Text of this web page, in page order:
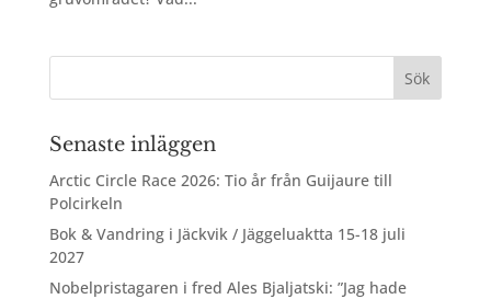
Senaste inläggen
Arctic Circle Race 2026: Tio år från Guijaure till
Polcirkeln
Bok & Vandring i Jäckvik / Jäggeluaktta 15-18 juli
2027
Nobelpristagaren i fred Ales Bjaljatski: ”Jag hade